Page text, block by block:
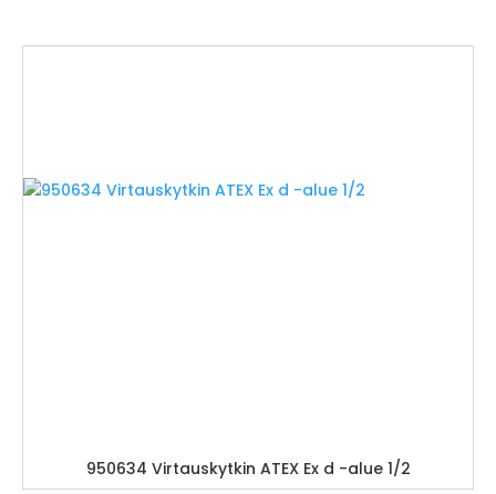
950634 Virtauskytkin ATEX Ex d -alue 1/2